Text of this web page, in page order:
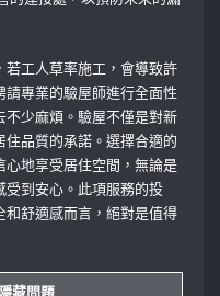
工人草率施工，會導致許
專業的驗屋師進行全面性
不少麻煩。驗屋不僅是對新
品質的承諾。選擇合適的
地享受居住空間，無論是
到安心。此項服務的投
舒適感而言，絕對是值得
藏問題